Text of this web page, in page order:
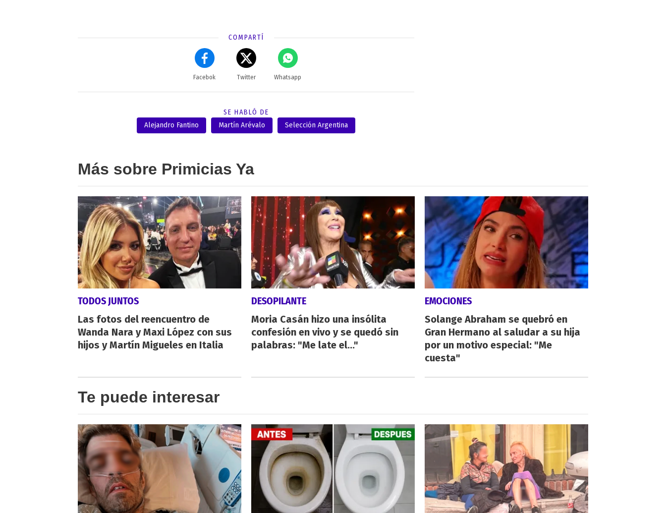
COMPARTÍ
Facebok Twitter Whatsapp
SE HABLÓ DE
Alejandro Fantino
Martín Arévalo Selección Argentina
Más sobre Primicias Ya
TODOS JUNTOS
Las fotos del reencuentro de
Wanda Nara y Maxi López con sus
hijos y Martín Migueles en Italia
DESOPILANTE
Moria Casán hizo una insólita
confesión en vivo y se quedó sin
palabras: "Me late el..."
EMOCIONES
Solange Abraham se quebró en
Gran Hermano al saludar a su hija
por un motivo especial: "Me
cuesta"
Te puede interesar